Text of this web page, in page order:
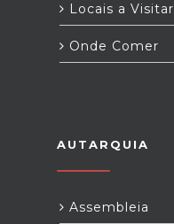
Locais a Visitar
Onde Comer
AUTARQUIA
Assembleia